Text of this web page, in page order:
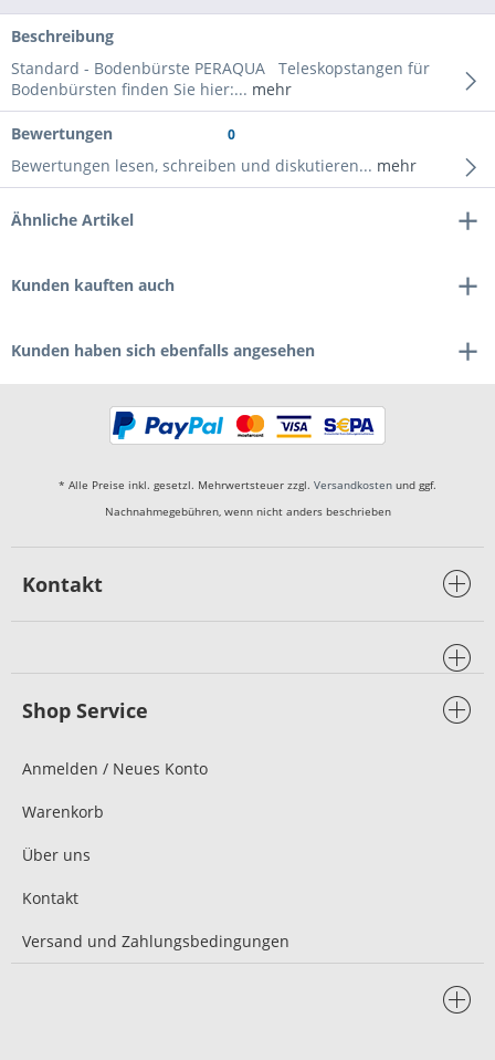
Beschreibung
Standard - Bodenbürste PERAQUA Teleskopstangen für
Bodenbürsten finden Sie hier:... mehr
Bewertungen 0
Bewertungen lesen, schreiben und diskutieren... mehr
Ähnliche Artikel
Kunden kauften auch
Kunden haben sich ebenfalls angesehen
* Alle Preise inkl. gesetzl. Mehrwertsteuer zzgl. Versandkosten und ggf.
Nachnahmegebühren, wenn nicht anders beschrieben
Kontakt
Shop Service
Anmelden / Neues Konto
Warenkorb
Über uns
Kontakt
Versand und Zahlungsbedingungen